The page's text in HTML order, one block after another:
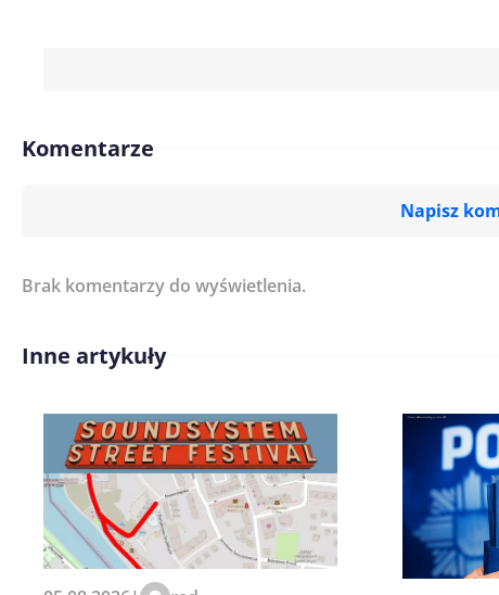
Komentarze
Napisz
Imię/ Nick*
Zapamiętaj moje dane w tej
Brak komentarzy do wyświetlenia.
Inne artykuły